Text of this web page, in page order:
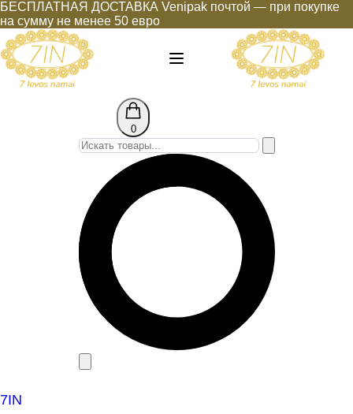
БЕСПЛАТНАЯ ДОСТАВКА Venipak почтой — при покупке
на сумму не менее 50 евро
0
7IN